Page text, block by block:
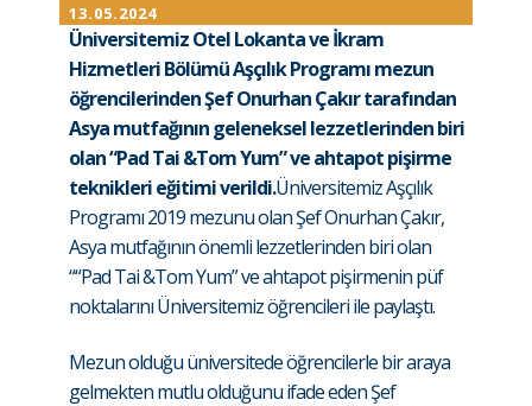
13.05.2024
Üniversitemiz Otel Lokanta ve İkram
Hizmetleri Bölümü Aşçılık Programı mezun
öğrencilerinden Şef Onurhan Çakır tarafından
Asya mutfağının geleneksel lezzetlerinden biri
olan “Pad Tai &Tom Yum” ve ahtapot pişirme
teknikleri eğitimi verildi.Üniversitemiz Aşçılık
Programı 2019 mezunu olan Şef Onurhan Çakır,
Asya mutfağının önemli lezzetlerinden biri olan
““Pad Tai &Tom Yum” ve ahtapot pişirmenin püf
noktalarını Üniversitemiz öğrencileri ile paylaştı.
Mezun olduğu üniversitede öğrencilerle bir araya
gelmekten mutlu olduğunu ifade eden Şef